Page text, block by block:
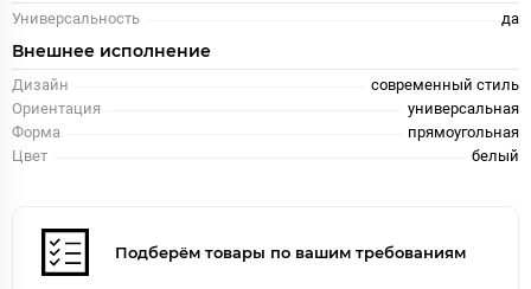
Универсальность да
Внешнее исполнение
Дизайн
современный стиль
Ориентация
универсальная
Форма
прямоугольная
Цвет
белый
Подберём товары по вашим требованиям